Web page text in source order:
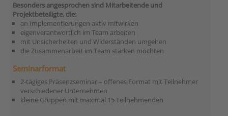
Besonders angesprochen sind Mitarbeitende und
Projektbeteiligte, die:
an Implementierungen aktiv mitwirken
eigenverantwortlich im Team arbeiten
mit Unsicherheiten und Widerständen umgehen
die Zusammenarbeit im Team stärken möchten
Seminarformat
2-tägiges Präsenzseminar – offenes Format mit Teilnehmer
verschiedener Unternehmen
kleine Gruppen mit maximal 15 Teilnehmenden